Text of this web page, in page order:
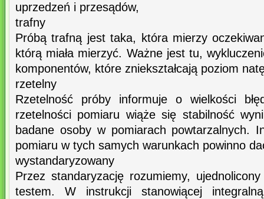
uprzedzeń i przesądów,
trafny
Próbą trafną jest taka, która mierzy
którą miała mierzyć. Ważne jest tu,
komponentów, które zniekształcają poziom
rzetelny
Rzetelność próby informuje o wielkości
rzetelności pomiaru wiąże się stabilność
badane osoby w pomiarach powtarzalnych.
pomiaru w tych samych warunkach powinno
wystandaryzowany
Przez standaryzację rozumiemy,
testem. W instrukcji stanowiącej